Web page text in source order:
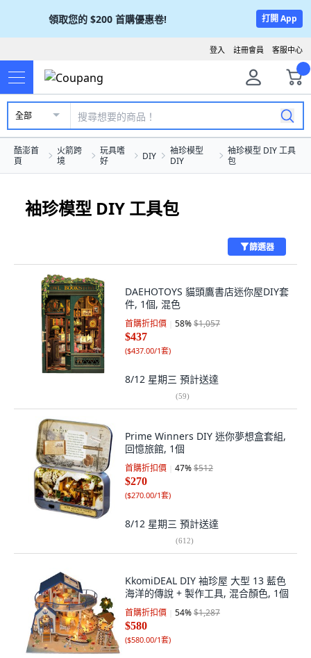
領取您的 $200 首購優惠卷! 打開 App
客服中心
註冊會員
登入
全部
酷澎首
頁
火箭跨
境
玩具嗜
好
DIY
袖珍模型
DIY
袖珍模型 DIY 工具
包
袖珍模型 DIY 工具包
篩選器
DAEHOTOYS 貓頭鷹書店迷你屋DIY套
件, 1個, 混色
首購折扣價 58%$1,057
$437
($437.00/1套)
8/12 星期三 預計送達
(59)
Prime Winners DIY 迷你夢想盒套組,
回憶旅館, 1個
首購折扣價 47%$512
$270
($270.00/1套)
8/12 星期三 預計送達
(612)
KkomiDEAL DIY 袖珍屋 大型 13 藍色
海洋的傳說 + 製作工具, 混合顏色, 1個
首購折扣價 54%$1,287
$580
($580.00/1套)